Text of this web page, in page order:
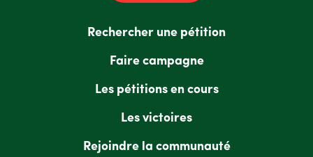
Rechercher une pétition
Faire campagne
Les pétitions en cours
Les victoires
Rejoindre la communauté